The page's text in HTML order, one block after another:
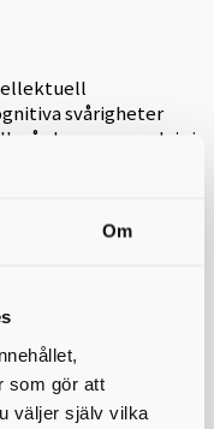
Om
som gör att
väljer själv vilka
svårigheter
exempelvis i
lång. Det är möjligt
för föräldrar
att utvecklas i digital
tidigare